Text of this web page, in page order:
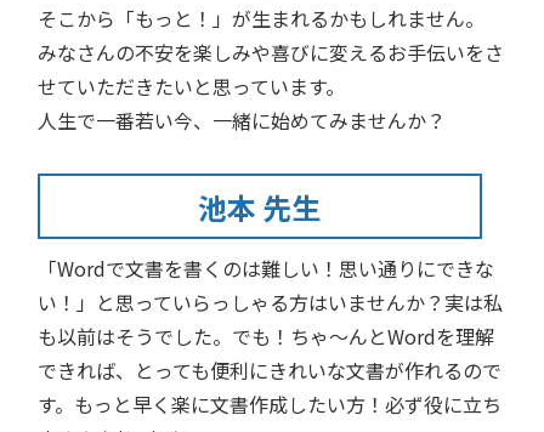
そこから「もっと！」が生まれるかもしれません。
みなさんの不安を楽しみや喜びに変えるお手伝いをさ
せていただきたいと思っています。
人生で一番若い今、一緒に始めてみませんか？
池本 先生
「Wordで文書を書くのは難しい！思い通りにできな
い！」と思っていらっしゃる方はいませんか？実は私
も以前はそうでした。でも！ちゃ～んとWordを理解
できれば、とっても便利にきれいな文書が作れるので
す。もっと早く楽に文書作成したい方！必ず役に立ち